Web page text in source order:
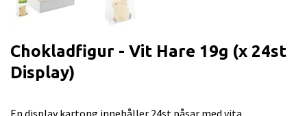
Chokladfigur - Vit Hare 19g (x 24st
Display)
En display kartong innehåller 24st påsar med vita